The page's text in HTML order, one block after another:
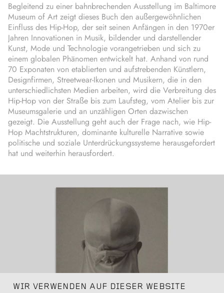
Begleitend zu einer bahnbrechenden Ausstellung im Baltimore
Museum of Art zeigt dieses Buch den außergewöhnlichen
Einfluss des Hip-Hop, der seit seinen Anfängen in den 1970er
Jahren Innovationen in Musik, bildender und darstellender
Kunst, Mode und Technologie vorangetrieben und sich zu
einem globalen Phänomen entwickelt hat. Anhand von rund
70 Exponaten von etablierten und aufstrebenden Künstlern,
Designfirmen, Streetwear-Ikonen und Musikern, die in den
unterschiedlichsten Medien arbeiten, wird die Verbreitung des
Hip-Hop von der Straße bis zum Laufsteg, vom Atelier bis zur
Museumsgalerie und an unzähligen Orten dazwischen
gezeigt. Die Ausstellung geht auch der Frage nach, wie Hip-
Hop Machtstrukturen, dominante kulturelle Narrative sowie
politische und soziale Unterdrückungssysteme herausgefordert
hat und weiterhin herausfordert.
WIR VERWENDEN AUF DIESER WEBSITE